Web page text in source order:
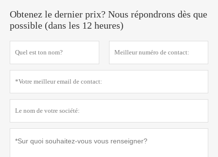
Obtenez le dernier prix? Nous répondrons dès que
possible (dans les 12 heures)